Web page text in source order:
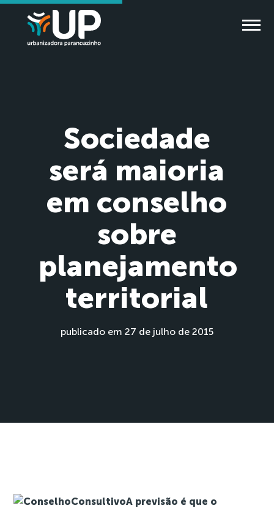
Sociedade
será maioria
em conselho
sobre
planejamento
territorial
publicado em 27 de julho de 2015
A previsão é que o